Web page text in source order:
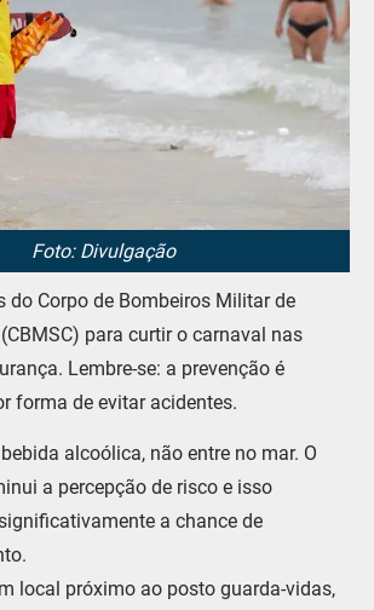
Foto: Divulgação
do Corpo de Bombeiros Militar de
para curtir o carnaval nas
Lembre-se: a prevenção é
forma de evitar acidentes.
alcoólica, não entre no mar. O
a percepção de risco e isso
a chance de
local próximo ao posto guarda-vidas,